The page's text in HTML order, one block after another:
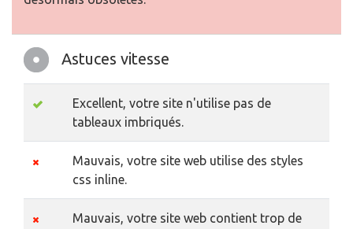
Astuces vitesse
Excellent, votre site n'utilise pas de
tableaux imbriqués.
Mauvais, votre site web utilise des styles
css inline.
Mauvais, votre site web contient trop de